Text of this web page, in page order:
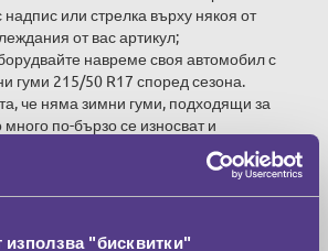
използва "бисквитки"
или стрелка върху някоя от
от вас артикул;
навреме своя автомобил с
гуми 215/50 R17 според сезона.
че няма зимни гуми, подходящи за
много по-бързо се износват и
нагорещена настилка. Зимата пък е
да шофирате с летни гуми. Рискът да
няма защо често да си сменяте гумите,